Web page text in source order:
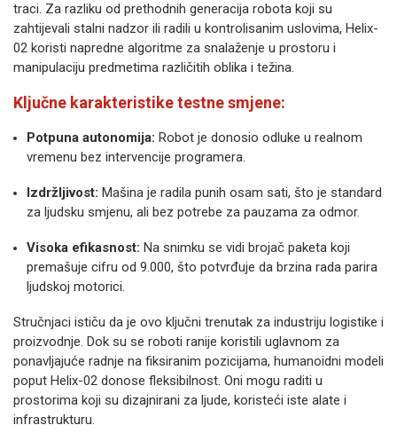
traci. Za razliku od prethodnih generacija robota koji su
zahtijevali stalni nadzor ili radili u kontrolisanim uslovima, Helix-
02 koristi napredne algoritme za snalaženje u prostoru i
manipulaciju predmetima različitih oblika i težina.
Ključne karakteristike testne smjene:
Potpuna autonomija: Robot je donosio odluke u realnom
vremenu bez intervencije programera.
Izdržljivost: Mašina je radila punih osam sati, što je standard
za ljudsku smjenu, ali bez potrebe za pauzama za odmor.
Visoka efikasnost: Na snimku se vidi brojač paketa koji
premašuje cifru od 9.000, što potvrđuje da brzina rada parira
ljudskoj motorici.
Stručnjaci ističu da je ovo ključni trenutak za industriju logistike i
proizvodnje. Dok su se roboti ranije koristili uglavnom za
ponavljajuće radnje na fiksiranim pozicijama, humanoidni modeli
poput Helix-02 donose fleksibilnost. Oni mogu raditi u
prostorima koji su dizajnirani za ljude, koristeći iste alate i
infrastrukturu.